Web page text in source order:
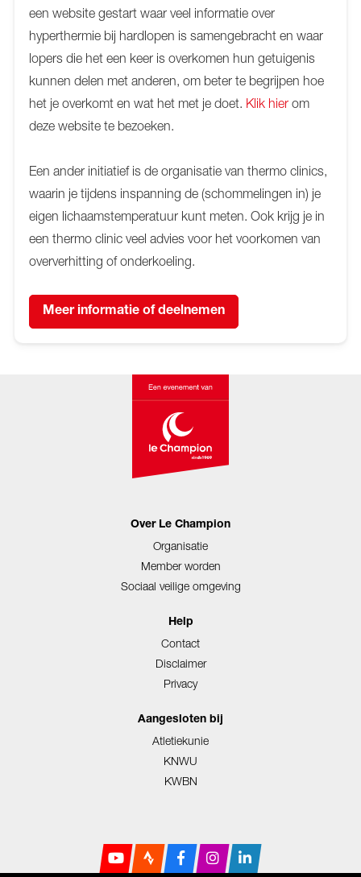
een website gestart waar veel informatie over
hyperthermie bij hardlopen is samengebracht en waar
lopers die het een keer is overkomen hun getuigenis
kunnen delen met anderen, om beter te begrijpen hoe
het je overkomt en wat het met je doet. Klik hier om
deze website te bezoeken.
Een ander initiatief is de organisatie van thermo clinics,
waarin je tijdens inspanning de (schommelingen in) je
eigen lichaamstemperatuur kunt meten. Ook krijg je in
een thermo clinic veel advies voor het voorkomen van
oververhitting of onderkoeling.
Meer informatie of deelnemen
Over Le Champion
Organisatie
Member worden
Sociaal veilige omgeving
Help
Contact
Disclaimer
Privacy
Aangesloten bij
Atletiekunie
KNWU
KWBN